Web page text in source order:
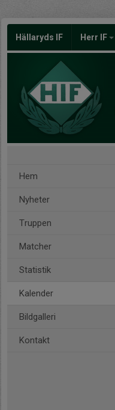
Hällaryds IF Herr IF
Hem
Nyheter
Truppen
Matcher
Statistik
Kalender
Bildgalleri
Kontakt